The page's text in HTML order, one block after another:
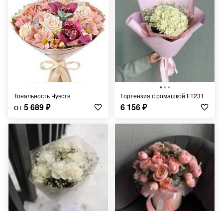
Тональность Чувств
от5 689₽
Гортензия с ромашкой FT231
6 156₽